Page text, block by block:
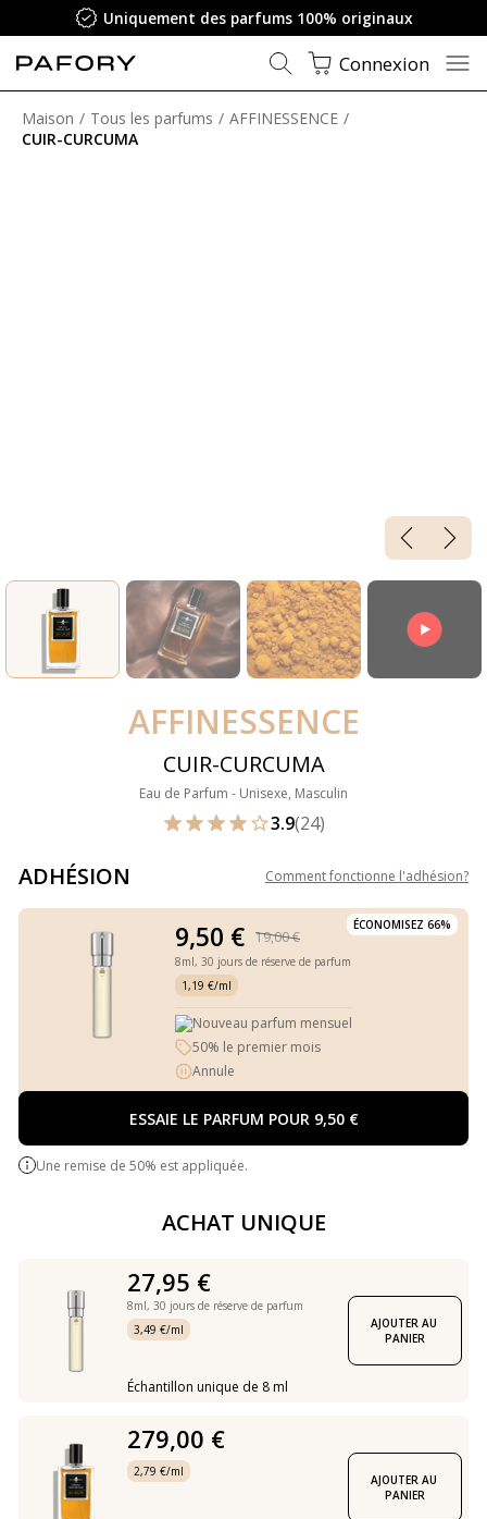
Uniquement des parfums 100% originaux
Connexion
Maison Tous les parfums
AFFINESSENCE
CUIR-CURCUMA
AFFINESSENCE
CUIR-CURCUMA
Eau de Parfum - Unisexe, Masculin
3.9(24)
ADHÉSION Comment fonctionne l'adhésion?
ÉCONOMISEZ 66%
9,50 € 19,00 €
8ml, 30 jours de réserve de parfum
1,19 €/ml
Nouveau parfum mensuel
50% le premier mois
Annule
ESSAIE LE PARFUM POUR 9,50 €
Une remise de 50% est appliquée.
ACHAT UNIQUE
27,95 €
8ml, 30 jours de réserve de parfum
3,49 €/ml
Échantillon unique de 8 ml
AJOUTER AU
PANIER
279,00 €
2,79 €/ml
AJOUTER AU
PANIER